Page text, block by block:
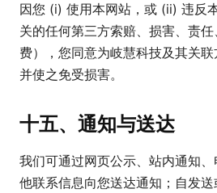
因您 (i) 使用本网站，或 (ii) 违反
关的任何第三方索赔、损害、责
费），您同意为岐慧科技及其关
并使之免受损害。
十五、通知与送达
我们可通过网页公示、站内通知
他联系信息向您送达通知；自发